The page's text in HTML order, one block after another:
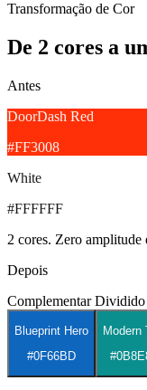
Transformação de Cor
De 2 cores a
Antes
DoorDash Red
#FF3008
White
#FFFFFF
2 cores. Zero amplitude
Depois
Complementar Dividido
Blueprint Hero
#0F66BD
Modern